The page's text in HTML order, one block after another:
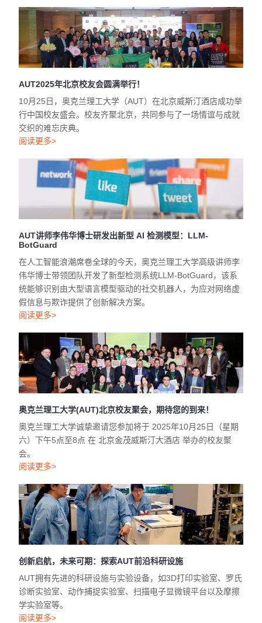
AUT2025年北京校友会圆满举行！
10月25日，奥克兰理工大学（AUT）在北京威斯汀酒店成功举
行中国校友盛会。校友齐聚北京，共同参与了一场情谊与成就
交织的难忘庆典。
阅读更多>
AUT讲师李伟华博士研发出新型 AI 检测模型：LLM-
BotGuard
在人工智能浪潮席卷全球的今天，奥克兰理工大学高级讲师李
伟华博士带领团队开发了新型检测系统LLM-BotGuard，该系
统能够识别由大型语言模型驱动的社交机器人，为应对网络虚
假信息与欺诈提供了创新解决方案。
阅读更多>
奥克兰理工大学(AUT)北京校友聚会，期待您的到来！
奥克兰理工大学诚挚邀请您参加将于 2025年10月25日（星期
六）下午5点至8点 在 北京金茂威斯汀大酒店 举办的校友聚
会。
阅读更多>
创新启航，未来可期：探索AUT前沿科研设施
AUT拥有先进的科研设施与实验设备，如3D打印实验室、罗氏
诊断实验室、动作捕捉实验室、扫描电子显微镜平台以及摩擦
学实验室等。
阅读更多>